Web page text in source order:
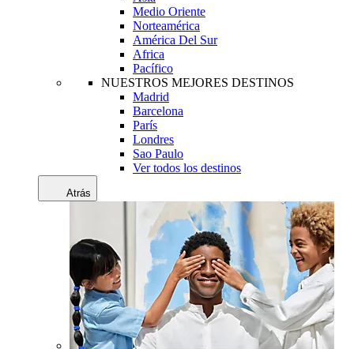
Medio Oriente
Norteamérica
América Del Sur
Africa
Pacífico
NUESTROS MEJORES DESTINOS
Madrid
Barcelona
París
Londres
Sao Paulo
Ver todos los destinos
Atrás